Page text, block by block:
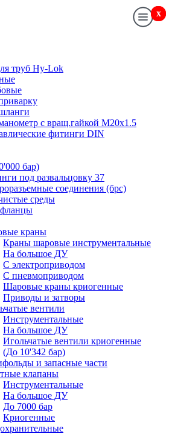
труб Hy-Lok
с вращ.гайкой M20x1.5
фитинги DIN
бар)
под развальцовку 37
соединения (брс)
среды
краны
Краны шаровые инструментальные
На большое ДУ
С электроприводом
С пневмоприводом
Шаровые краны криогенные
Приводы и затворы
вентили
Инструментальные
На большое ДУ
Игольчатые вентили криогенные
(До 10'342 бар)
и запасные части
клапаны
Инструментальные
На большое ДУ
До 7000 бар
Криогенные
x
x